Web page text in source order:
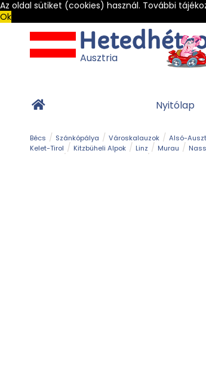
Az oldal sütiket (cookies) használ. További
Ok
Ausztria
Nyitólap
Bécs Szánkópálya Városkalauzok Alsó-
Kelet-Tirol
Kitzbüheli Alpok Linz Murau